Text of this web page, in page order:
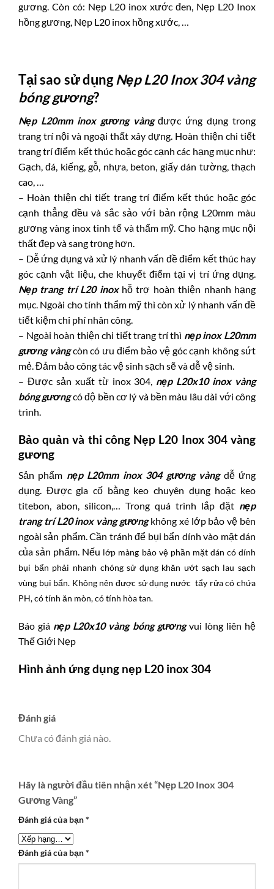
gương. Còn có: Nẹp L20 inox xước đen, Nẹp L20 Inox
hồng gương, Nẹp L20 inox hồng xước, …
Tại sao sử dụngNẹp L20 Inox 304 vàng
bóng gương?
Nẹp L20mm inox gương vàngđược ứng dụng trong
trang trí nội và ngoại thất xây dựng. Hoàn thiện chi tiết
trang trí điểm kết thúc hoặc góc cạnh các hạng mục như:
Gạch, đá, kiếng, gỗ, nhựa, beton, giấy dán tường, thạch
cao, …
– Hoàn thiện chi tiết trang trí điểm kết thúc hoặc góc
cạnh thẳng đều và sắc sảo với bản rộng L20mm màu
gương vàng inox tinh tế và thẩm mỹ. Cho hạng mục nội
thất đẹp và sang trọng hơn.
– Dễ ứng dụng và xử lý nhanh vấn đề điểm kết thúc hay
góc cạnh vật liệu, che khuyết điểm tại vị trí ứng dụng.
Nẹp trang trí L20 inoxhỗ trợ hoàn thiện nhanh hạng
mục. Ngoài cho tính thẩm mỹ thì còn xử lý nhanh vấn đề
tiết kiệm chi phí nhân công.
– Ngoài hoàn thiện chi tiết trang trí thì nẹp inox L20mm
gương vàngcòn có ưu điểm bảo vệ góc cạnh không sứt
mẻ. Đảm bảo công tác vệ sinh sạch sẽ và dễ vệ sinh.
– Được sản xuất từ inox 304, nẹp L20x10 inox vàng
bóng gươngcó độ bền cơ lý và bền màu lâu dài với công
trình.
Bảo quản và thi công Nẹp L20 Inox 304 vàng
gương
Sản phẩm nẹp L20mm inox 304 gương vàngdễ ứng
dụng. Được gia cố bằng keo chuyên dụng hoặc keo
titebon, abon, silicon,… Trong quá trình lắp đặt nẹp
trang trí L20 inox vàng gươngkhông xé lớp bảo vệ bên
ngoài sản phẩm. Cần tránh để bụi bẩn dính vào mặt dán
của sản phẩm. Nếu lớp màng bảo vệ phần mặt dán có dính
bụi bẩn phải nhanh chóng sử dụng khăn ướt sạch lau sạch
vùng bụi bẩn. Không nên được sử dụng nước tẩy rửa có chứa
PH, có tính ăn mòn, có tính hòa tan.
Báo giá nẹp L20x10 vàng bóng gươngvui lòng liên hệ
Thế Giới Nẹp
Hình ảnh ứng dụng nẹp L20 inox 304
Đánh giá
Chưa có đánh giá nào.
Hãy là người đầu tiên nhận xét “Nẹp L20 Inox 304
Gương Vàng”
Đánh giá của bạn*
Đánh giá của bạn*